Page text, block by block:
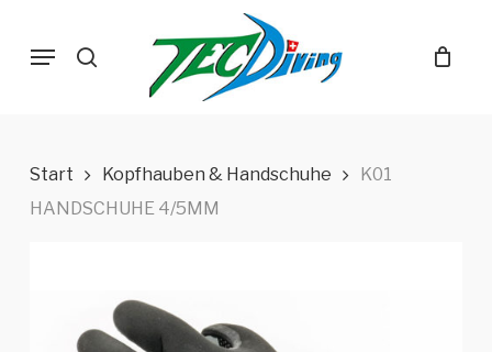
search
Menu
Start Kopfhauben & Handschuhe
K01
HANDSCHUHE 4/5MM